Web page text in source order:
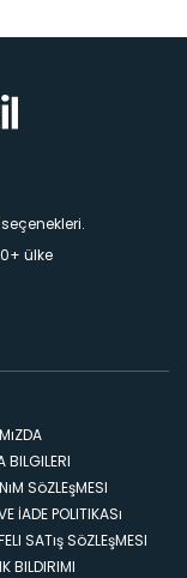
ülke
BILGILERI
SöZLEşMESI
İADE POLITIKASı
SATış SöZLEşMESI
BILDIRIMI